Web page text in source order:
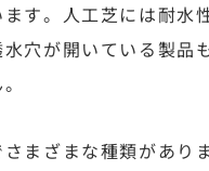
す。人工芝には耐水
穴が開いている製品
まざまな種類があり